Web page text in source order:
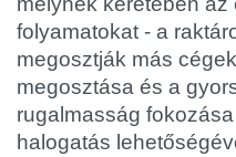
folyamatokat - a
megosztják más
megosztása és a
rugalmasság
halogatás